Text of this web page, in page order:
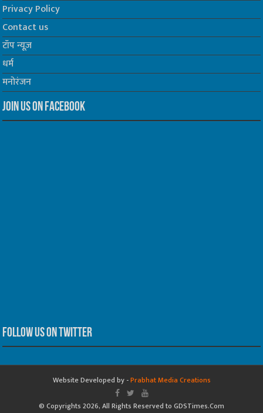
Privacy Policy
Contact us
टॉप न्यूज़
धर्म
मनोरंजन
Join us on Facebook
Follow us on Twitter
Website Developed by -Prabhat Media Creations
© Copyrights 2026, All Rights Reserved to GDSTimes.Com